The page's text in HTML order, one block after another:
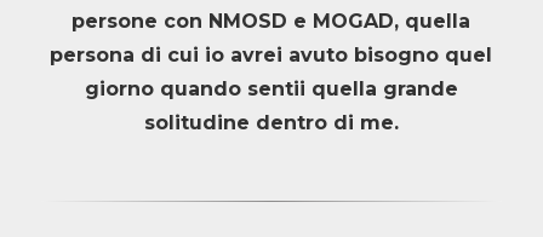
persone con NMOSD e MOGAD, quella
persona di cui io avrei avuto bisogno quel
giorno quando sentii quella grande
solitudine dentro di me.